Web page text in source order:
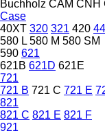
Buchholz CAM CNH
Case
40XT 320 321 420
580 L 580 M 580 SM
590 621
621B 621D 621E
721
721 B 721 C 721 E
821
821 C 821 E 821 F
921